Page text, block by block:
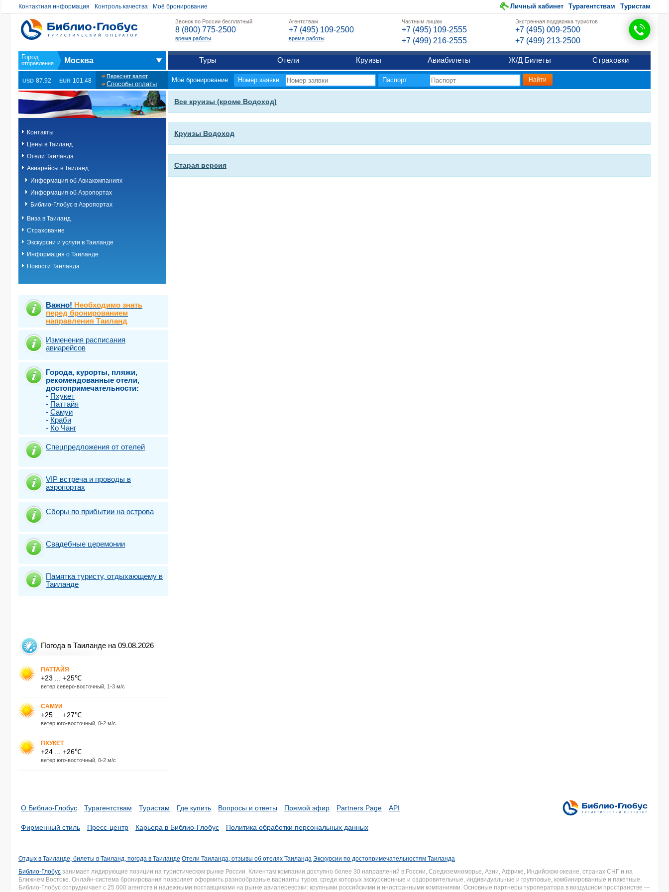
Контактная информация Контроль качества Моё бронирование Личный кабинет Турагентствам Туристам
Звонок по России бесплатный
8 (800) 775-2500
время работы
Агентствам
+7 (495) 109-2500
время работы
Частным лицам
+7 (495) 109-2555
+7 (499) 216-2555
Экстренная поддержка туристов
+7 (495) 009-2500
+7 (499) 213-2500
Москва Туры Отели Круизы Авиабилеты Ж/Д Билеты Страховки
USD 87.92 EUR 101.48
Пересчет валют
Способы оплаты
Моё бронирование Номер заявки Паспорт
Контакты
Цены в Таиланд
Отели Таиланда
Авиарейсы в Таиланд
Информация об Авиакомпаниях
Информация об Аэропортах
Библио-Глобус в Аэропортах
Виза в Таиланд
Страхование
Экскурсии и услуги в Таиланде
Информация о Таиланде
Новости Таиланда
Важно! Необходимо знать
перед бронированием
направления Таиланд
Изменения расписания
авиарейсов
Города, курорты, пляжи,
рекомендованные отели,
достопримечательности:
- Пхукет
- Паттайя
- Самуи
- Краби
- Ко Чанг
Спецпредложения от отелей
VIP встреча и проводы в
аэропортах
Сборы по прибытии на острова
Свадебные церемонии
Памятка туристу, отдыхающему в
Таиланде
Погода в Таиланде на 09.08.2026
ПАТТАЙЯ
+23 ... +25℃
ветер северо-восточный, 1-3 м/с
САМУИ
+25 ... +27℃
ветер юго-восточный, 0-2 м/с
ПХУКЕТ
+24 ... +26℃
ветер юго-восточный, 0-2 м/с
Все круизы (кроме Водоход)
Круизы Водоход
Старая версия
О Библио-Глобус Турагентствам Туристам Где купить Вопросы и ответы Прямой эфир Partners Page API
Фирменный стиль Пресс-центр Карьера в Библио-Глобус Политика обработки персональных данных
Отдых в Таиланде, билеты в Таиланд, погода в Таиланде Отели Таиланда, отзывы об отелях Таиланда Экскурсии по достопримечательностям Таиланда
Библио-Глобус занимает лидирующие позиции на туристическом рынке России. Клиентам компании доступно более 30 направлений в России, Средиземноморье, Азии, Африке, Индийском океане, странах СНГ и на
Ближнем Востоке. Онлайн-система бронирования позволяет оформить разнообразные варианты туров, среди которых экскурсионные и оздоровительные, индивидуальные и групповые, комбинированные и пакетные.
Библио-Глобус сотрудничает с 25 000 агентств и надежными поставщиками на рынке авиаперевозки: крупными российскими и иностранными компаниями. Основные партнеры туроператора в воздушном пространстве —